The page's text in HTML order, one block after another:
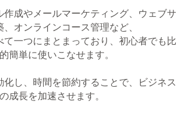
作成やメールマーケティング、ウェブサ
、オンラインコース管理など、
て一つにまとまっており、初心者でも比
簡単に使いこなせます。
し、時間を節約することで、ビジネス
の成長を加速させます。